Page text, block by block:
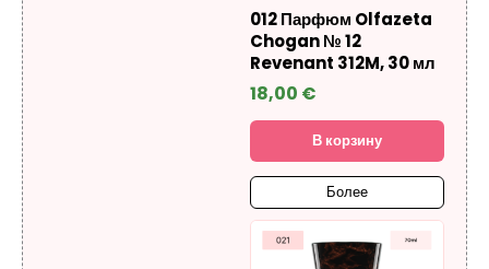
012 Парфюм Olfazeta
Chogan № 12
Revenant 312M, 30 мл
18,00 €
В корзину
Более